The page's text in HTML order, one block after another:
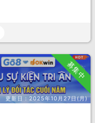
募集中
更新日：2025年10月27日(月)